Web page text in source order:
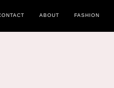
ABOUT FASHION